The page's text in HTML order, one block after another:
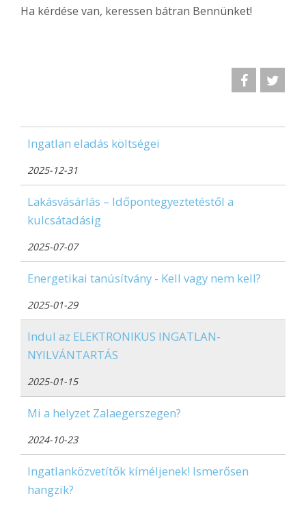
Ha kérdése van, keressen bátran Bennünket!
Ingatlan eladás költségei
2025-12-31
Lakásvásárlás – Időpontegyeztetéstől a
kulcsátadásig
2025-07-07
Energetikai tanúsítvány - Kell vagy nem kell?
2025-01-29
Indul az ELEKTRONIKUS INGATLAN-
NYILVÁNTARTÁS
2025-01-15
Mi a helyzet Zalaegerszegen?
2024-10-23
Ingatlanközvetítők kíméljenek! Ismerősen
hangzik?